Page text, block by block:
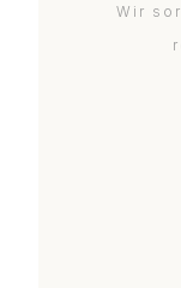
Wir